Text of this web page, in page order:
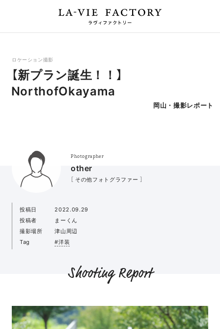
ロケーション撮影
【新プラン誕生！！】
NorthofOkayama
岡山・撮影レポート
Photographer
other
［ その他フォトグラファー ］
投稿日
2022.09.29
投稿者
まーくん
撮影場所
津山周辺
Tag
#洋装
Shooting Report